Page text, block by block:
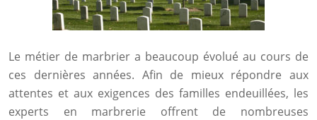
Le métier de marbrier a beaucoup évolué au cours de
ces dernières années. Afin de mieux répondre aux
attentes et aux exigences des familles endeuillées, les
experts en marbrerie offrent de nombreuses